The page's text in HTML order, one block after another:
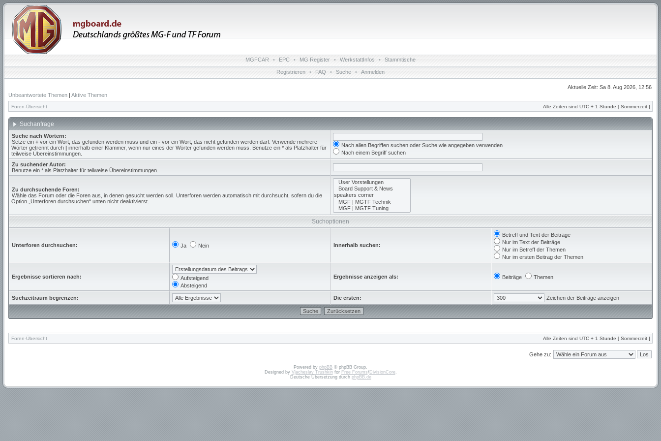
MGFCAR • EPC • MG Register • WerkstattInfos • Stammtische
Registrieren • FAQ • Suche • Anmelden
Aktuelle Zeit: Sa 8. Aug 2026, 12:56
Unbeantwortete Themen | Aktive Themen
Foren-Übersicht Alle Zeiten sind UTC + 1 Stunde [ Sommerzeit ]
Suchanfrage
Suche nach Wörtern:
Setze ein + vor ein Wort, das gefunden werden muss und ein - vor ein Wort, das nicht gefunden werden darf. Verwende mehrere
Wörter getrennt durch | innerhalb einer Klammer, wenn nur eines der Wörter gefunden werden muss. Benutze ein * als Platzhalter für
teilweise Übereinstimmungen.
Nach allen Begriffen suchen oder Suche wie angegeben verwenden
Nach einem Begriff suchen
Zu suchender Autor:
Benutze ein * als Platzhalter für teilweise Übereinstimmungen.
Zu durchsuchende Foren:
Wähle das Forum oder die Foren aus, in denen gesucht werden soll. Unterforen werden automatisch mit durchsucht, sofern du die
Option „Unterforen durchsuchen“ unten nicht deaktivierst.
Suchoptionen
Unterforen durchsuchen: Ja Nein Innerhalb suchen:
Betreff und Text der Beiträge
Nur im Text der Beiträge
Nur im Betreff der Themen
Nur im ersten Beitrag der Themen
Ergebnisse sortieren nach:
Aufsteigend
Absteigend
Ergebnisse anzeigen als: Beiträge Themen
Suchzeitraum begrenzen: Die ersten: Zeichen der Beiträge anzeigen
Foren-Übersicht Alle Zeiten sind UTC + 1 Stunde [ Sommerzeit ]
Gehe zu:
Powered by phpBB © phpBB Group.
Designed by Vjacheslav Trushkinfor Free Forums/DivisionCore.
Deutsche Übersetzung durch phpBB.de